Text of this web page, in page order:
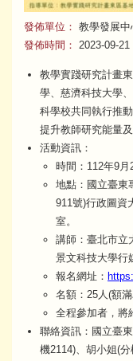
發佈單位： 教學發展中
發佈時間：
2023-09-
教學實踐研究計畫
學、慈濟科技大學
科學校共同執行推
提升教師研究能量及
活動資訊：
時間：112年9月
地點：國立臺東
911號)行政圖資
室。
講師：臺北市立
景文科技大學行
報名網址：
名額：25人(額滿
全程參加者，將
聯絡資訊：國立臺
機2114)、胡小姐(分